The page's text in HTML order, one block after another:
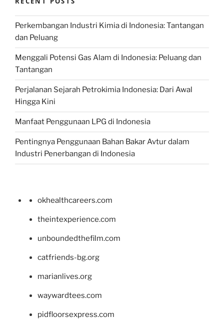
Perkembangan Industri Kimia di Indonesia: Tantangan
dan Peluang
Menggali Potensi Gas Alam di Indonesia: Peluang dan
Tantangan
Perjalanan Sejarah Petrokimia Indonesia: Dari Awal
Hingga Kini
Manfaat Penggunaan LPG di Indonesia
Pentingnya Penggunaan Bahan Bakar Avtur dalam
Industri Penerbangan di Indonesia
okhealthcareers.com
theintexperience.com
unboundedthefilm.com
catfriends-bg.org
marianlives.org
waywardtees.com
pidfloorsexpress.com